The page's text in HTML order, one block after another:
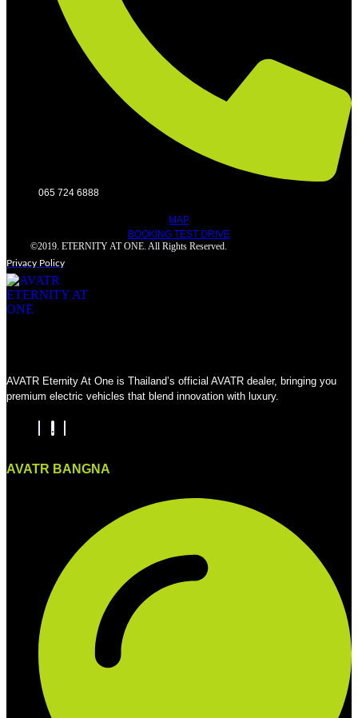
065 724 6888
MAP
BOOKING TEST DRIVE
©2019. ETERNITY AT ONE. All Rights Reserved.
Privacy Policy
AVATR Eternity At One is Thailand’s official AVATR dealer, bringing you
premium electric vehicles that blend innovation with luxury.
AVATR BANGNA